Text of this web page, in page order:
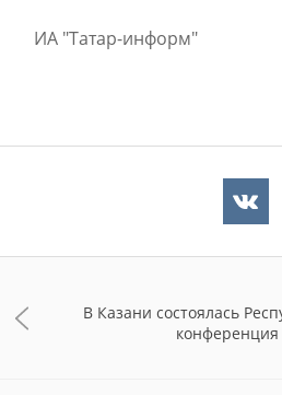
ИА "Татар-информ"
В Казани состоялась
конференция